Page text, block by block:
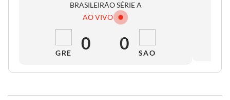
BRASILEIRÃO SÉRIE A
AO VIVO
GRE 0 0 SAO